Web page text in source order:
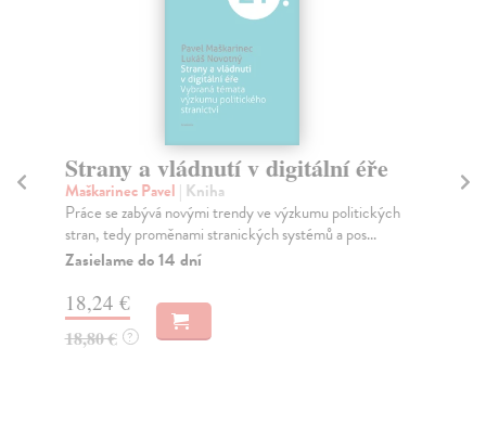
Kam se ztratili voliči?
Linek Lukáš| Kniha
Cílem knihy je vysvětlit pokles účasti v parlamentních
volbách v Česku od roku 1990 do současnosti. ...
Dodávateľ nemá titul na sklade. Dodanie do 30
garantovať.
17,27 €